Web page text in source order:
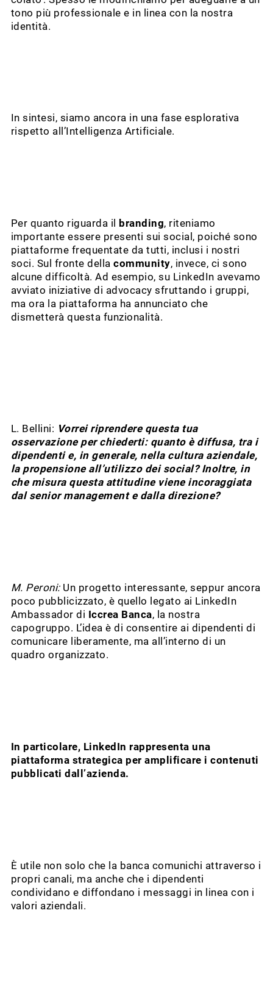
tono più professionale e in linea con la nostra
identità.
In sintesi, siamo ancora in una fase esplorativa
rispetto all’Intelligenza Artificiale.
Per quanto riguarda il branding, riteniamo
importante essere presenti sui social, poiché sono
piattaforme frequentate da tutti, inclusi i nostri
soci. Sul fronte dellacommunity, invece, ci sono
alcune difficoltà. Ad esempio, su LinkedIn avevamo
avviato iniziative di advocacy sfruttando i gruppi,
ma ora la piattaforma ha annunciato che
dismetterà questa funzionalità.
L. Bellini: Vorrei riprendere questa tua
osservazione per chiederti: quanto è diffusa, tra i
dipendenti e, in generale, nella cultura aziendale,
la propensione all’utilizzo dei social? Inoltre, in
che misura questa attitudine viene incoraggiata
dal senior management e dalla direzione?
M. Peroni: Un progetto interessante, seppur ancora
poco pubblicizzato, è quello legato ai LinkedIn
Ambassador di Iccrea Banca, la nostra
capogruppo. L’idea è di consentire ai dipendenti di
comunicare liberamente, ma all’interno di un
quadro organizzato.
In particolare, LinkedIn rappresenta una
piattaforma strategica per amplificare i contenuti
pubblicati dall’azienda.
È utile non solo che la banca comunichi attraverso i
propri canali, ma anche che i dipendenti
condividano e diffondano i messaggi in linea con i
valori aziendali.